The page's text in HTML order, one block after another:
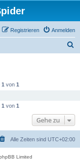
Anmelden
Registrieren
1 von 1
1 von 1
Gehe zu
Alle Zeiten sind UTC+02:00
Limited